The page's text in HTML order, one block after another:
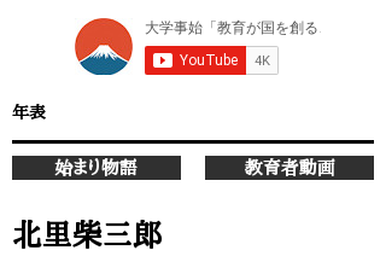
年表
北里柴三郎
始まり物語 教育者動画